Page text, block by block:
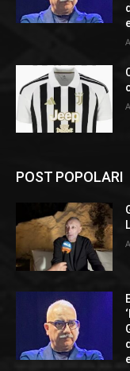
POST POPOLARI